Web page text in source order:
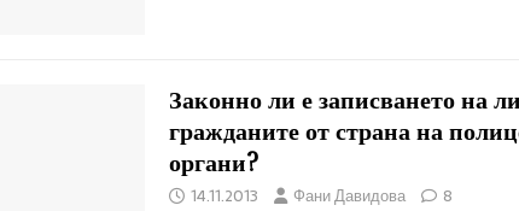
Законно ли е записването на
гражданите от страна на
органи?
14.11.2013 Фани Давидова 8